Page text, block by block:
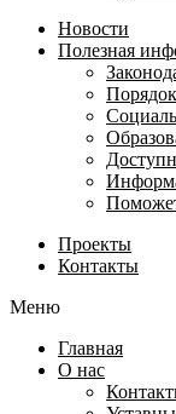
Новости
Полезная
Проекты
Контакты
Меню
Главная
О нас